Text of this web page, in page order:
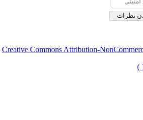
Creative Commons Attribution-